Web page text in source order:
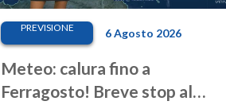
PREVISIONE 6 Agosto 2026
Meteo: calura fino a
Ferragosto! Breve stop al